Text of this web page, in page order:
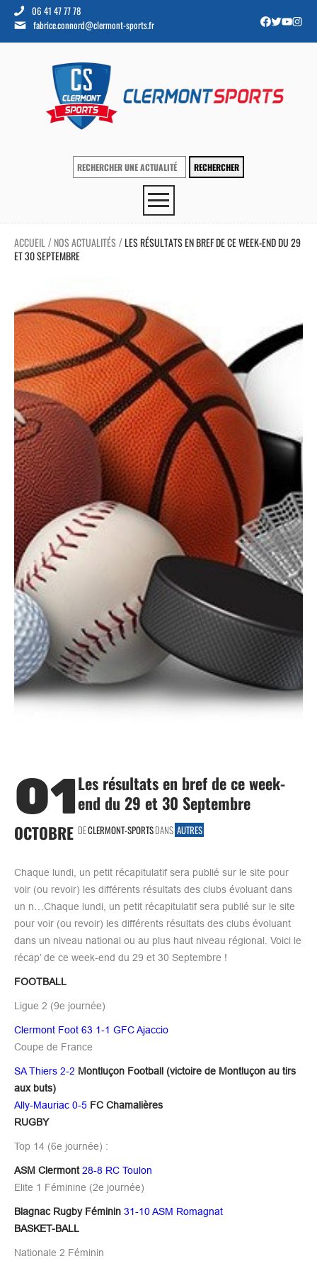
06 41 47 77 78
fabrice.connord@clermont-sports.fr
ACCUEIL / NOS ACTUALITÉS /LES RÉSULTATS EN BREF DE CE WEEK-END DU 29
ET 30 SEPTEMBRE
01
OCTOBRE
Les résultats en bref de ce week-
end du 29 et 30 Septembre
DECLERMONT-SPORTSDANS AUTRES
Chaque lundi, un petit récapitulatif sera publié sur le site pour
voir (ou revoir) les différents résultats des clubs évoluant dans
un n…Chaque lundi, un petit récapitulatif sera publié sur le site
pour voir (ou revoir) les différents résultats des clubs évoluant
dans un niveau national ou au plus haut niveau régional. Voici le
récap’ de ce week-end du 29 et 30 Septembre !
FOOTBALL
Ligue 2 (9e journée)
Clermont Foot 63 1-1 GFC Ajaccio
Coupe de France
SA Thiers 2-2 Montluçon Football (victoire de Montluçon au tirs
aux buts)
Ally-Mauriac 0-5 FC Chamalières
RUGBY
Top 14 (6e journée) :
ASM Clermont28-8 RC Toulon
Elite 1 Féminine (2e journée)
Blagnac Rugby Féminin 31-10 ASM Romagnat
BASKET-BALL
Nationale 2 Féminin